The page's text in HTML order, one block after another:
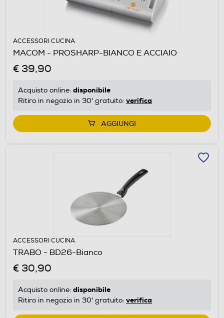
ACCESSORI CUCINA
MACOM - PROSHARP-BIANCO E ACCIAIO
€ 39,90
Acquisto online: disponibile
Ritiro in negozio in 30' gratuito: verifica
AGGIUNGI
ACCESSORI CUCINA
TRABO - BD26-Bianco
€ 30,90
Acquisto online: disponibile
Ritiro in negozio in 30' gratuito: verifica